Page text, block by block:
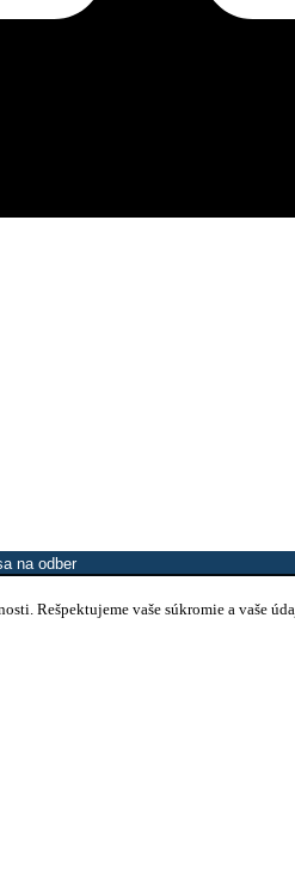
na odber
Rešpektujeme vaše súkromie a vaše